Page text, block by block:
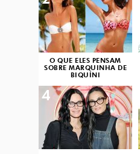
O QUE ELES PENSAM
SOBRE MARQUINHA DE
BIQUÍNI
4